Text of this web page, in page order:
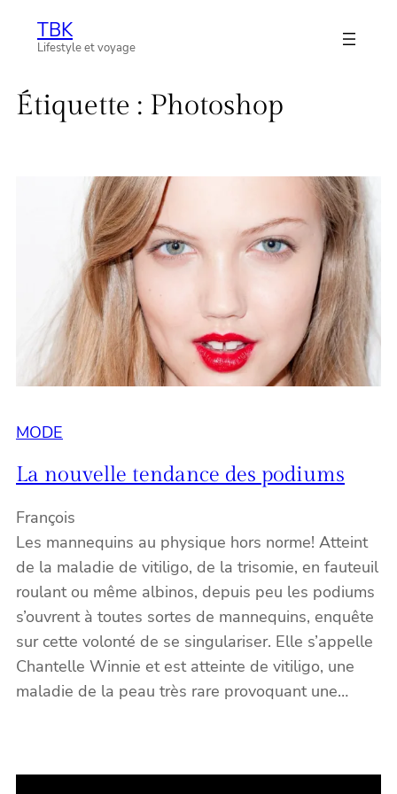
AllerTBK
Lifestyle et voyage
Étiquette : Photoshop
MODE
La nouvelle tendance des podiums
François
Les mannequins au physique hors norme! Atteint
de la maladie de vitiligo, de la trisomie, en fauteuil
roulant ou même albinos, depuis peu les podiums
s’ouvrent à toutes sortes de mannequins, enquête
sur cette volonté de se singulariser. Elle s’appelle
Chantelle Winnie et est atteinte de vitiligo, une
maladie de la peau très rare provoquant une…